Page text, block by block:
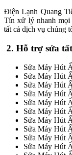
Điện Lạnh Quang
Tín xử lý nhanh mọi
tất cả dịch vụ chúng
2. Hỗ trợ sửa
Sửa Máy Hút
Sửa Máy Hút
Sửa Máy Hút
Sửa Máy Hút
Sửa Máy Hút
Sửa Máy Hút
Sửa Máy Hút
Sửa Máy Hút
Sửa Máy Hút
Sửa Máy Hút